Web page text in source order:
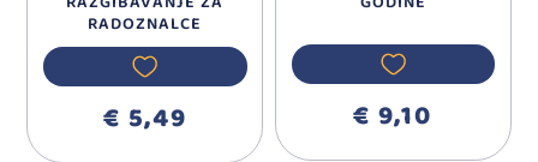
RADOZNALCE
€ 5,49 € 9,10